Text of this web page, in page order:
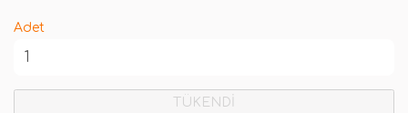
Adet
TÜKENDİ